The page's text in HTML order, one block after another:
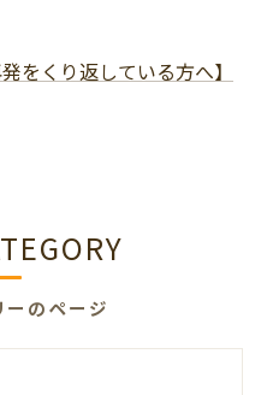
発をくり返している方へ】
ーのページ